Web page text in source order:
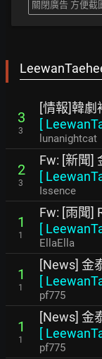
關閉廣告 方便截
3
3
[情報]韓劇
[
lunanightcat
2
3
Fw: [新聞]
[
Issence
1
1
Fw: [雨聞]
[
EllaElla
1
1
[News] 金
[
pf775
1
1
[News] 金
[
pf775